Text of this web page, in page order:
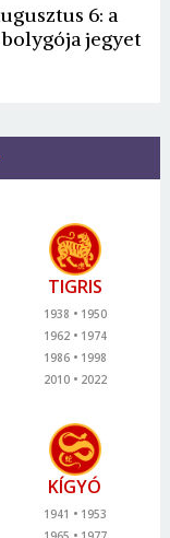
6: a
bolygója jegyet
TIGRIS
1938
1950
1962
1974
1986
1998
2010
2022
KÍGYÓ
1941
1953